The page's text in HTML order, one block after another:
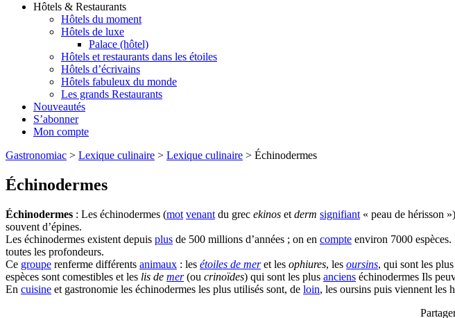
Hôtels & Restaurants
Hôtels du moment
Hôtels de luxe
Palace (hôtel)
Hôtels et restaurants dans les étoiles
Hôtels d’écrivains
Hôtels fabuleux du monde
Les grands Restaurants
Nouveautés
S’abonner
Mon compte
Gastronomiac > Lexique culinaire > Lexique culinaire > Échinodermes
Échinodermes
Échinodermes : Les échinodermes (mot venant du grec ekinos et derm signifiant « peau de hérisson
souvent d’épines.
Les échinodermes existent depuis plus de 500 millions d’années ; on en compte environ 7000 espèces.
toutes les profondeurs.
Ce groupe renferme différents animaux : les étoiles de meret les ophiures, les oursins, qui sont les plus
espèces sont comestibles et les lis de mer(ou crinoïdes) qui sont les plus anciens échinodermes Ils
En cuisine et gastronomie les échinodermes les plus utilisés sont, de loin, les oursins puis viennent les